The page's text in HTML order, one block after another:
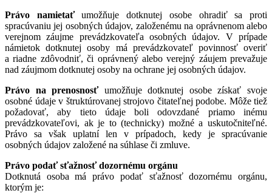
Právo namietaťumožňuje dotknutej osobe ohradiť sa proti
spracúvaniu jej osobných údajov, založenému na oprávnenom alebo
verejnom záujme prevádzkovateľa osobných údajov. V prípade
námietok dotknutej osoby má prevádzkovateľ povinnosť overiť
a riadne zdôvodniť, či oprávnený alebo verejný záujem prevažuje
nad záujmom dotknutej osoby na ochrane jej osobných údajov.
Právo na prenosnosťumožňuje dotknutej osobe získať svoje
osobné údaje v štruktúrovanej strojovo čitateľnej podobe. Môže tiež
požadovať, aby tieto údaje boli odovzdané priamo inému
prevádzkovateľovi, ak je to (technicky) možné a uskutočniteľné.
Právo sa však uplatní len v prípadoch, kedy je spracúvanie
osobných údajov založené na súhlase či zmluve.
Právo podať sťažnosť dozornému orgánu
Dotknutá osoba má právo podať sťažnosť dozornému orgánu,
ktorým je: